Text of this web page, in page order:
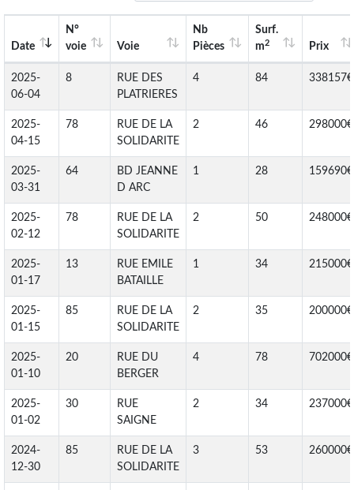
Date
N°
voie
Voie
Nb
Pièces
Surf.
m2 Prix
2025-
06-04
8
RUE DES
PLATRIERES
4 84 338157€
2025-
04-15
78
RUE DE LA
SOLIDARITE
2 46 298000€
2025-
03-31
64
BD JEANNE
D ARC
1 28 159690€
2025-
02-12
78
RUE DE LA
SOLIDARITE
2 50 248000€
2025-
01-17
13
RUE EMILE
BATAILLE
1 34 215000€
2025-
01-15
85
RUE DE LA
SOLIDARITE
2 35 200000€
2025-
01-10
20
RUE DU
BERGER
4 78 702000€
2025-
01-02
30
RUE
SAIGNE
2 34 237000€
2024-
12-30
85
RUE DE LA
SOLIDARITE
3 53 260000€